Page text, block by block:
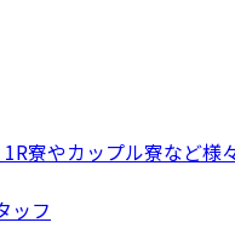
寮やカップル寮な
ッフ